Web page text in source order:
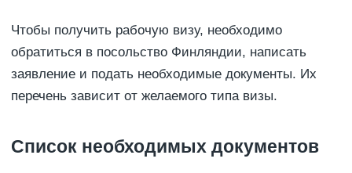
Чтобы получить рабочую визу, необходимо
обратиться в посольство Финляндии, написать
заявление и подать необходимые документы. Их
перечень зависит от желаемого типа визы.
Список необходимых документов